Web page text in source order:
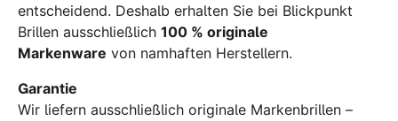
entscheidend. Deshalb erhalten Sie bei Blickpunkt
Brillen ausschließlich 100 % originale
Markenware von namhaften Herstellern.
Garantie
Wir liefern ausschließlich originale Markenbrillen –